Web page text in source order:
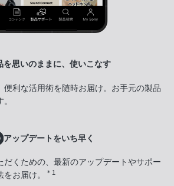
を思いのままに、使いこなす
便利な活用術を随時お届け。お手元の製品
アップデートをいち早く
だくための、最新のアップデートやサポー
お届け。
＊1